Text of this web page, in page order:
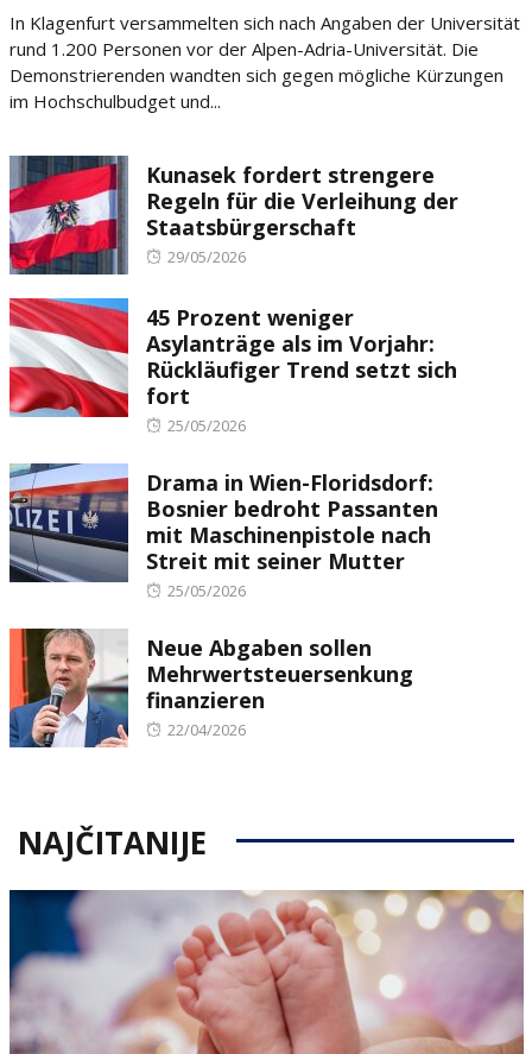
In Klagenfurt versammelten sich nach Angaben der Universität
rund 1.200 Personen vor der Alpen-Adria-Universität. Die
Demonstrierenden wandten sich gegen mögliche Kürzungen
im Hochschulbudget und...
Kunasek fordert strengere
Regeln für die Verleihung der
Staatsbürgerschaft
Posted
29/05/2026
45 Prozent weniger
Asylanträge als im Vorjahr:
Rückläufiger Trend setzt sich
fort
Posted
25/05/2026
Drama in Wien-Floridsdorf:
Bosnier bedroht Passanten
mit Maschinenpistole nach
Streit mit seiner Mutter
Posted
25/05/2026
Neue Abgaben sollen
Mehrwertsteuersenkung
finanzieren
Posted
22/04/2026
NAJČITANIJE